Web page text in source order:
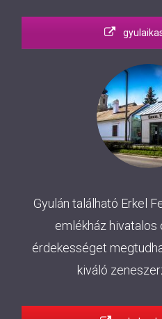
Gyulán található Erkel
emlékház hivatalos
érdekességet
kiváló